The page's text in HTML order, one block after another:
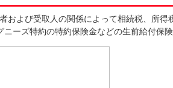
よび受取人の関係によって相続税、所得
ーズ特約の特約保険金などの生前給付保